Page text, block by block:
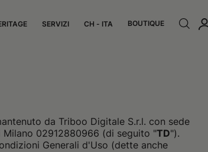
SERVIZI CH - ITA BOUTIQUE
da Triboo Digitale S.r.l. con sede
Milano 02912880966 (di seguito "TD").
Generali d'Uso (dette anche